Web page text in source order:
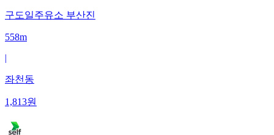
구도일주유소 부산진
558m
|
좌천동
1,813원